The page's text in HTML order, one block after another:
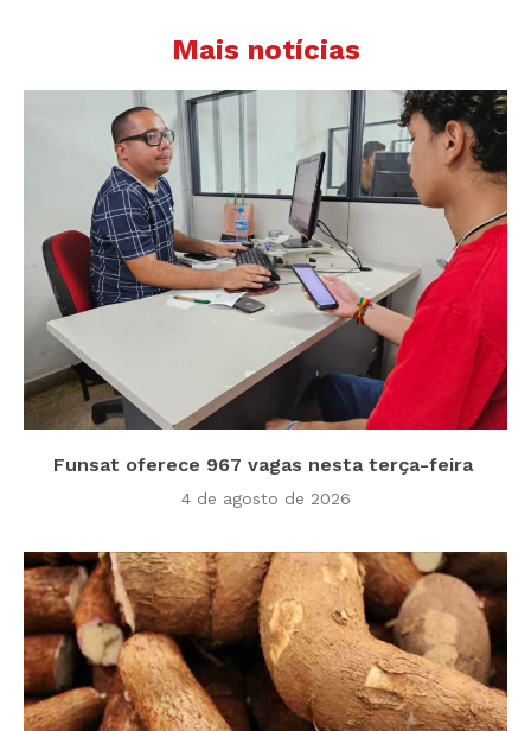
Mais notícias
Funsat oferece 967 vagas nesta terça-feira
4 de agosto de 2026